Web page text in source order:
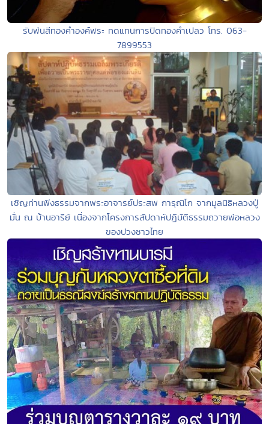
รับพ่นสีทองคำองค์พระ ทดแทนการปิดทองคำเปลว โทร. 063-
7899553
เชิญท่านฟังธรรมจากพระอาจารย์ประสพ การุณิโก จากมูลนิธิหลวงปู่
มั่น ณ บ้านอารีย์ เนื่องจากโครงการสัปดาห์ปฏิบัติธรรมถวายพ่อหลวง
ของปวงชาวไทย